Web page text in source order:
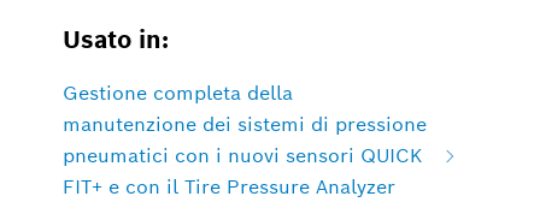
Usato in:
Gestione completa della
manutenzione dei sistemi di pressione
pneumatici con i nuovi sensori QUICK
FIT+ e con il Tire Pressure Analyzer